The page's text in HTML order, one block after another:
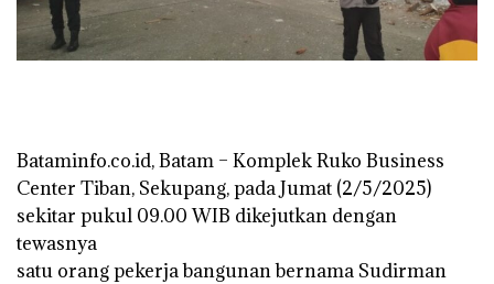
Bataminfo.co.id, Batam – Komplek Ruko Business
Center Tiban, Sekupang, pada Jumat (2/5/2025)
sekitar pukul 09.00 WIB dikejutkan dengan
tewasnya
satu orang pekerja bangunan bernama Sudirman